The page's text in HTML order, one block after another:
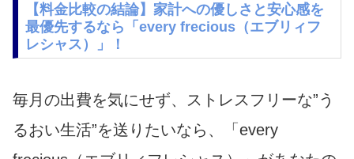
【料金比較の結論】家計への優しさと安心感を
最優先するなら「every frecious（エブリィフ
レシャス）」！
毎月の出費を気にせず、ストレスフリーな”う
るおい生活”を送りたいなら、「every